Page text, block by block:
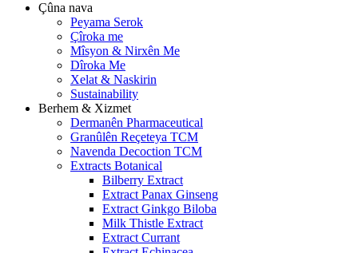
Çûna nava
Peyama Serok
Çîroka me
Mîsyon & Nirxên Me
Dîroka Me
Xelat & Naskirin
Sustainability
Berhem & Xizmet
Dermanên Pharmaceutical
Granûlên Reçeteya TCM
Navenda Decoction TCM
Extracts Botanical
Bilberry Extract
Extract Panax Ginseng
Extract Ginkgo Biloba
Milk Thistle Extract
Extract Currant